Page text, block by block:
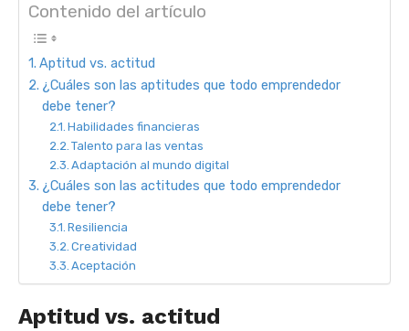
Contenido del artículo
Aptitud vs. actitud
¿Cuáles son las aptitudes que todo emprendedor
debe tener?
Habilidades financieras
Talento para las ventas
Adaptación al mundo digital
¿Cuáles son las actitudes que todo emprendedor
debe tener?
Resiliencia
Creatividad
Aceptación
Aptitud vs. actitud